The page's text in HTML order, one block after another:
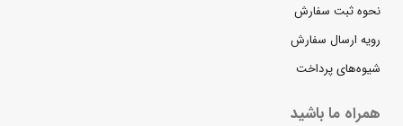
نحوه ثبت سفارش
رویه ارسال سفارش
شیوه‌های پرداخت
همراه ما باشید